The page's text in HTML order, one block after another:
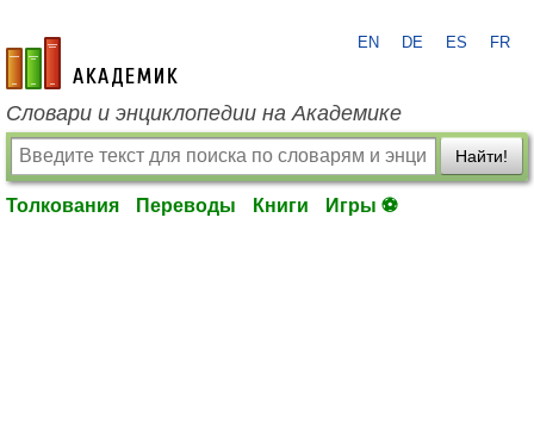
academic.ru
EN DE ES FR
Словари и энциклопедии на Академике
Найти!
Толкования Переводы Книги Игры ⚽